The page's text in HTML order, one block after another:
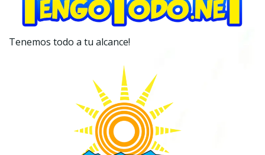
Tenemos todo a tu alcance!